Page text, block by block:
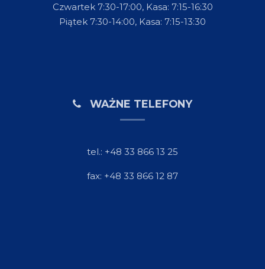
Czwartek 7:30-17:00, Kasa: 7:15-16:30
Piątek 7:30-14:00, Kasa: 7:15-13:30
WAŻNE TELEFONY
tel.: +48 33 866 13 25
fax: +48 33 866 12 87